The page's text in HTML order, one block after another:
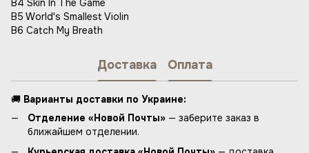
B4 Skin In The Game
B5 World's Smallest Violin
B6 Catch My Breath
Доставка Оплата
🚚 Варианты доставки по Украине:
Отделение «Новой Почты» — заберите заказ в
ближайшем отделении.